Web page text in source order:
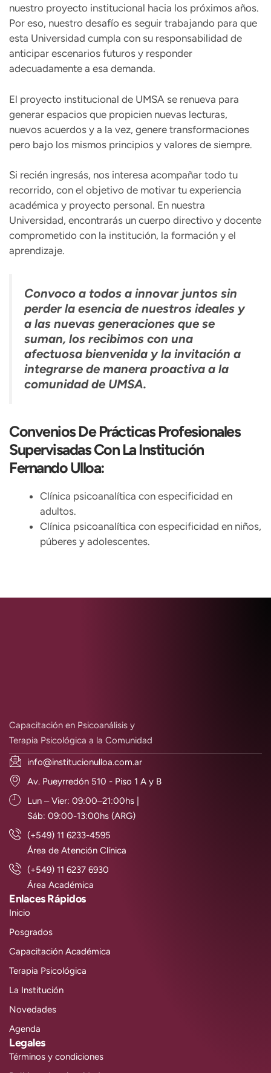
nuestro proyecto institucional hacia los próximos años.
Por eso, nuestro desafío es seguir trabajando para que
esta Universidad cumpla con su responsabilidad de
anticipar escenarios futuros y responder
adecuadamente a esa demanda.
El proyecto institucional de UMSA se renueva para
generar espacios que propicien nuevas lecturas,
nuevos acuerdos y a la vez, genere transformaciones
pero bajo los mismos principios y valores de siempre.
Si recién ingresás, nos interesa acompañar todo tu
recorrido, con el objetivo de motivar tu experiencia
académica y proyecto personal. En nuestra
Universidad, encontrarás un cuerpo directivo y docente
comprometido con la institución, la formación y el
aprendizaje.
Convoco a todos a innovar juntos sin
perder la esencia de nuestros ideales y
a las nuevas generaciones que se
suman, los recibimos con una
afectuosa bienvenida y la invitación a
integrarse de manera proactiva a la
comunidad de UMSA.
Convenios De Prácticas Profesionales
Supervisadas Con La Institución
Fernando Ulloa:
Clínica psicoanalítica con especificidad en
adultos.
Clínica psicoanalítica con especificidad en niños,
púberes y adolescentes.
Capacitación en Psicoanálisis y
Terapia Psicológica a la Comunidad
info@institucionulloa.com.ar
Av. Pueyrredón 510 - Piso 1 A y B
Lun – Vier: 09:00–21:00hs |
Sáb: 09:00-13:00hs (ARG)
(+549) 11 6233-4595
Área de Atención Clínica
(+549) 11 6237 6930
Área Académica
Enlaces Rápidos
Inicio
Posgrados
Capacitación Académica
Terapia Psicológica
La Institución
Novedades
Agenda
Legales
Términos y condiciones